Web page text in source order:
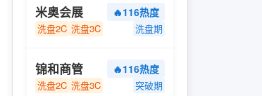
米奥会展 🔥116热度
洗盘2C 洗盘3C 洗盘期
锦和商管 🔥116热度
洗盘2C 洗盘3C 突破期